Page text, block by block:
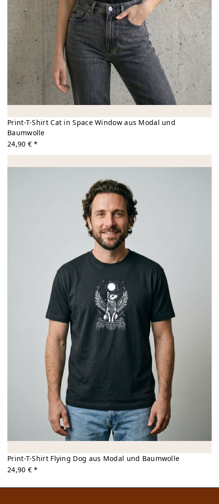
Print-T-Shirt Cat in Space Window aus Modal und
Baumwolle
24,90 € *
Print-T-Shirt Flying Dog aus Modal und Baumwolle
24,90 € *